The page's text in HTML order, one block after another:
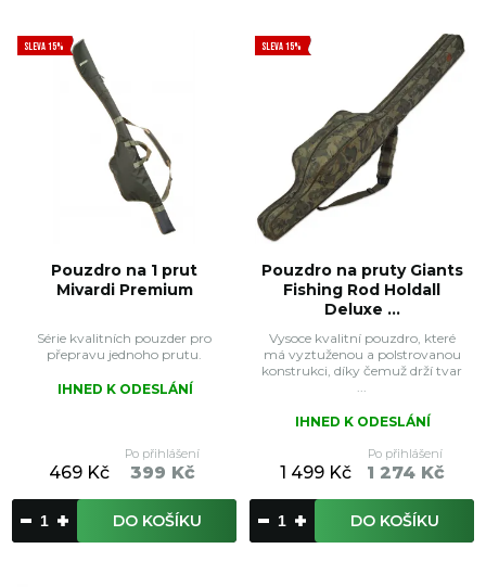
SLEVA 15%
Pouzdro na 1 prut
Mivardi Premium
Série kvalitních pouzder pro
přepravu jednoho prutu.
IHNED K ODESLÁNÍ
469 Kč
Po přihlášení
399 Kč
DO KOŠÍKU
SLEVA 15%
Pouzdro na pruty Giants
Fishing Rod Holdall
Deluxe ...
Vysoce kvalitní pouzdro, které
má vyztuženou a polstrovanou
konstrukci, díky čemuž drží tvar
...
IHNED K ODESLÁNÍ
1 499 Kč
Po přihlášení
1 274 Kč
DO KOŠÍKU